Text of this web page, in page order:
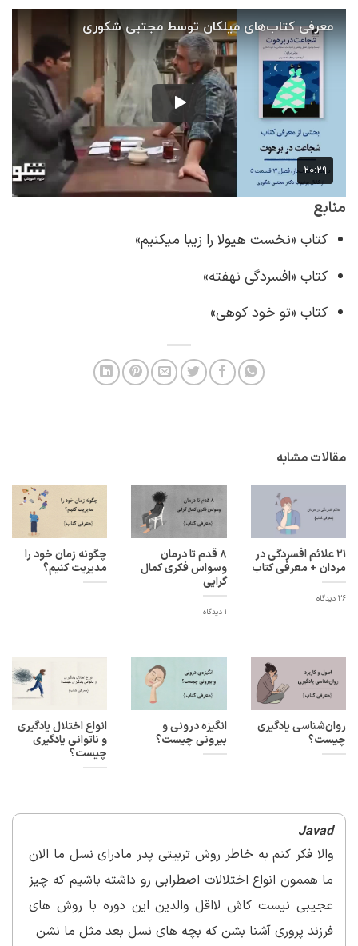
منابع
کتاب‌ «نخست هیولا را زیبا می‎کنیم»
کتاب «افسردگی نهفته»
کتاب «تو خود کوهی»
مقالات مشابه
۲۱ علائم افسردگی در
مردان + معرفی کتاب
26 دیدگاه
8 قدم تا درمان
وسواس فکری کمال
گرایی
1 دیدگاه
چگونه زمان خود را
مدیریت کنیم؟
روان‌شناسی یادگیری
چیست؟
انگیزه درونی و
بیرونی چیست؟
انواع اختلال یادگیری
و ناتوانی یادگیری
چیست؟
Javad
والا فکر کنم به خاطر روش تربیتی پدر مادرای نسل ما الان
ما هممون انواع اختلالات اضطرابی رو داشته باشیم که چیز
عجیبی نیست کاش لااقل والدین این دوره با روش های
فرزند پروری آشنا بشن که بچه های نسل بعد مثل ما نشن